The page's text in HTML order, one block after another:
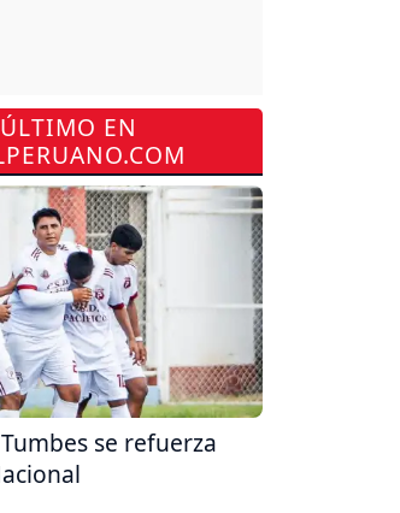
EN
se refuerza